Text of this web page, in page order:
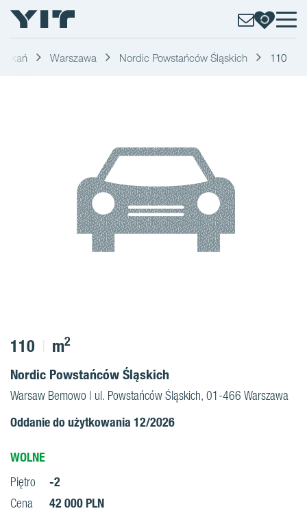
Warszawa Nordic Powstańców Śląskich 110
110 m2
Nordic Powstańców Śląskich
Warsaw Bemowo | ul. Powstańców Śląskich, 01-466 Warszawa
Oddanie do użytkowania 12/2026
WOLNE
Piętro -2
Cena 42 000 PLN